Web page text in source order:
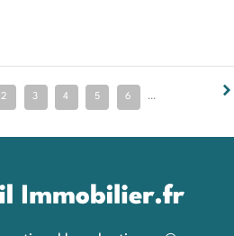
2 3 4 5 6 9